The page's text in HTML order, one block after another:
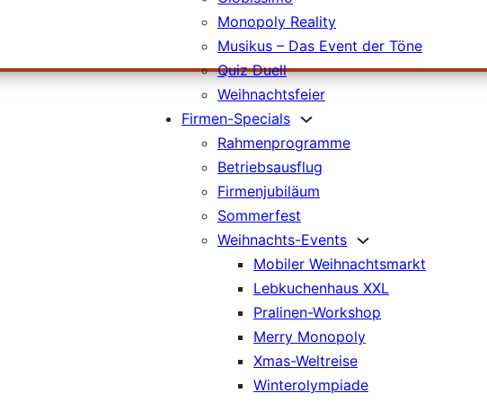
Monopoly Reality
Musikus – Das Event der Töne
Quiz Duell
Weihnachtsfeier
Firmen-Specials
Rahmenprogramme
Betriebsausflug
Firmenjubiläum
Sommerfest
Weihnachts-Events
Mobiler Weihnachtsmarkt
Lebkuchenhaus XXL
Pralinen-Workshop
Merry Monopoly
Xmas-Weltreise
Winterolympiade